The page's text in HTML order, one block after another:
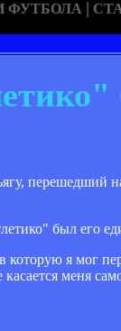
ФУТБОЛА |
перешедший
был его
я мог
меня